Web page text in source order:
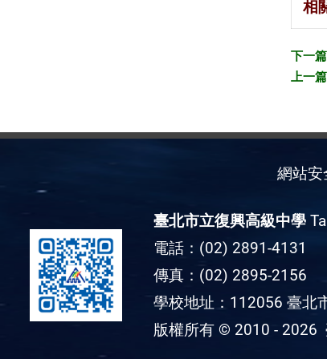
相
網站安
臺北市立復興高級中學
電話：(02) 2891-4131
傳真：(02) 2895-2156
學校地址：112056 臺北
版權所有 © 2010 - 2026